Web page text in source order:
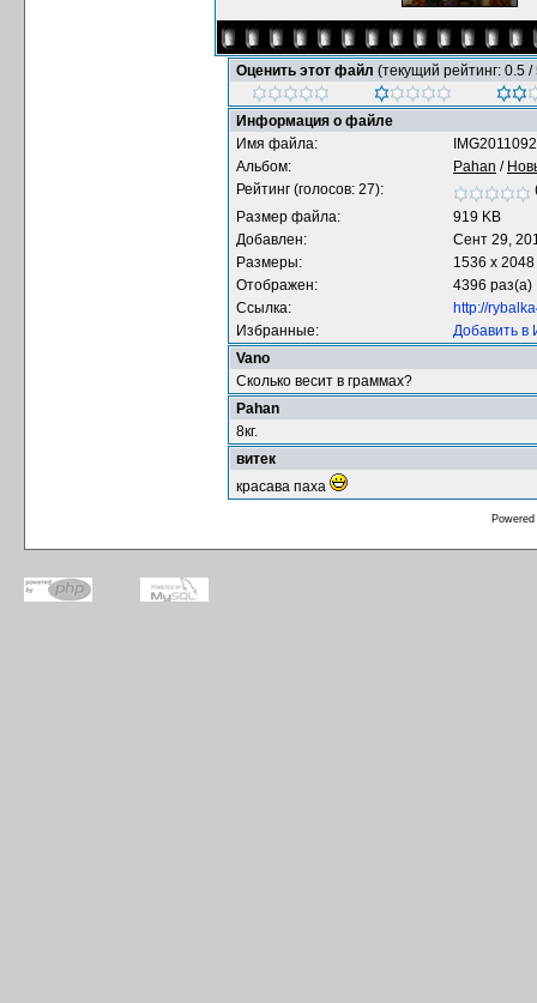
Оценить этот файл (текущий рейтинг: 0.5 /
Информация о файле
Имя файла:
Альбом:
Pahan /
Рейтинг (голосов: 27):
Размер файла:
919 KB
Добавлен:
Сент 29,
Размеры:
1536 x
Отображен:
4396 раз(а)
Ссылка:
http://
Избранные:
Добавить в
Vano
Сколько весит в граммах?
Pahan
8кг.
витек
красава паха